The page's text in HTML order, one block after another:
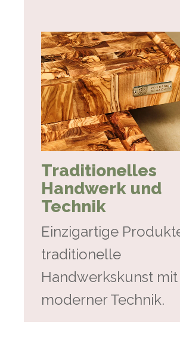
Traditionelles
Handwerk und
Technik
Einzigartige
traditionelle
Handwerkskunst mit
moderner Technik.